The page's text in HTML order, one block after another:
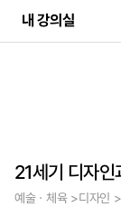
내 강의실
21세기 디자인
예술ㆍ체육 >디자인